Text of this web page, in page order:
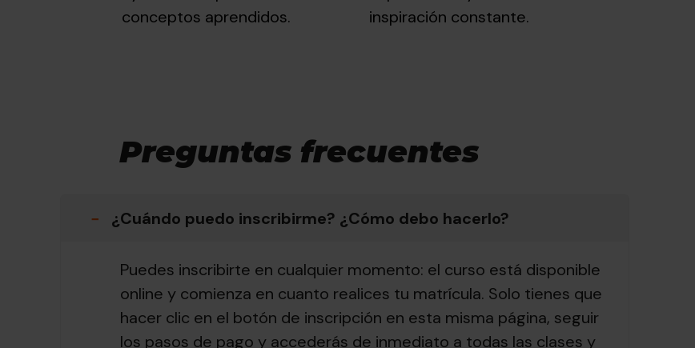
conceptos aprendidos.
inspiración constante.
Preguntas frecuentes
− ¿Cuándo puedo inscribirme? ¿Cómo debo hacerlo?
Puedes inscribirte en cualquier momento: el curso está disponible
online y comienza en cuanto realices tu matrícula. Solo tienes que
hacer clic en el botón de inscripción en esta misma página, seguir
los pasos de pago y accederás de inmediato a todas las clases y